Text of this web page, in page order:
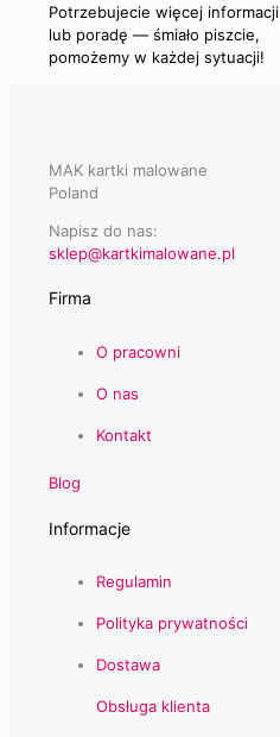
Potrzebujecie więcej informacji
lub poradę — śmiało piszcie,
pomożemy w każdej sytuacji!
MAK kartki malowane
Poland
Napisz do nas:
sklep@kartkimalowane.pl
Firma
O pracowni
O nas
Kontakt
Blog
Informacje
Regulamin
Polityka prywatności
Dostawa
Obsługa klienta